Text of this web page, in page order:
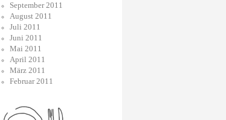
September 2011
August 2011
Juli 2011
Juni 2011
Mai 2011
April 2011
März 2011
Februar 2011